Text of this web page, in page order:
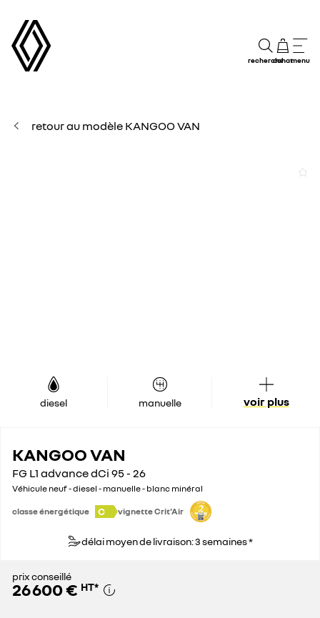
rechercheachatmenu
retour au modèle KANGOO VAN
diesel manuelle voir plus
KANGOO VAN
FG L1 advance dCi 95 - 26
Véhicule neuf - diesel - manuelle - blanc minéral
classe énergétique C vignette Crit'Air
délai moyen de livraison: 3 semaines *
prix conseillé
26 600 € HT*